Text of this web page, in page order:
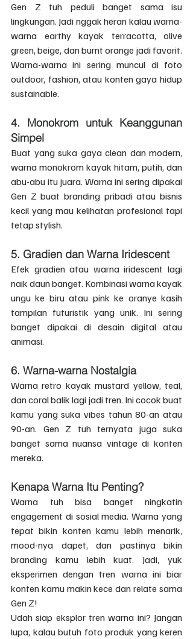
Gen Z tuh peduli banget sama isu
lingkungan. Jadi nggak heran kalau warna-
warna earthy kayak terracotta, olive
green, beige, dan burnt orange jadi favorit.
Warna-warna ini sering muncul di foto
outdoor, fashion, atau konten gaya hidup
sustainable.
4. Monokrom untuk Keanggunan
Simpel
Buat yang suka gaya clean dan modern,
warna monokrom kayak hitam, putih, dan
abu-abu itu juara. Warna ini sering dipakai
Gen Z buat branding pribadi atau bisnis
kecil yang mau kelihatan profesional tapi
tetap stylish.
5. Gradien dan Warna Iridescent
Efek gradien atau warna iridescent lagi
naik daun banget. Kombinasi warna kayak
ungu ke biru atau pink ke oranye kasih
tampilan futuristik yang unik. Ini sering
banget dipakai di desain digital atau
animasi.
6. Warna-warna Nostalgia
Warna retro kayak mustard yellow, teal,
dan coral balik lagi jadi tren. Ini cocok buat
kamu yang suka vibes tahun 80-an atau
90-an. Gen Z tuh ternyata juga suka
banget sama nuansa vintage di konten
mereka.
Kenapa Warna Itu Penting?
Warna tuh bisa banget ningkatin
engagement di sosial media. Warna yang
tepat bikin konten kamu lebih menarik,
mood-nya dapet, dan pastinya bikin
branding kamu lebih kuat. Jadi, yuk
eksperimen dengan tren warna ini biar
konten kamu makin kece dan relate sama
Gen Z!
Udah siap eksplor tren warna ini? Jangan
lupa, kalau butuh foto produk yang keren